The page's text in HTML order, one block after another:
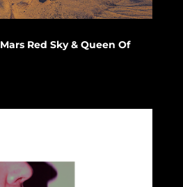
Mars Red Sky & Queen Of